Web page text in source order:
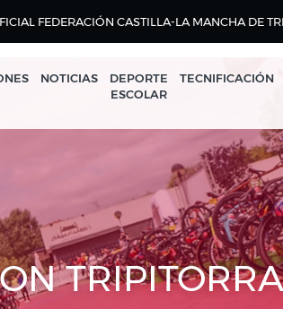
FEDERACIÓN CASTILLA-LA MANCHA DE
NOTICIAS
DEPORTE
ESCOLAR
TECNIFICACIÓN